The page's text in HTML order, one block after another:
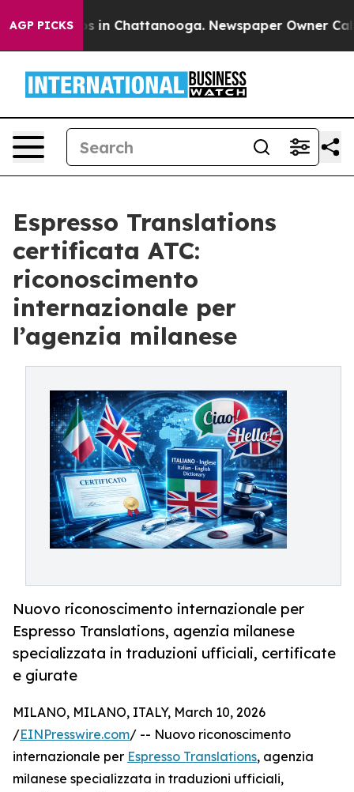
AGP PICKS
Chaos in Chattanooga. Newspaper Owner
Espresso Translations
certificata ATC:
riconoscimento
internazionale per
l’agenzia milanese
Nuovo riconoscimento internazionale per
Espresso Translations, agenzia milanese
specializzata in traduzioni ufficiali, certificate
e giurate
MILANO, MILANO, ITALY, March 10, 2026
/EINPresswire.com/ -- Nuovo riconoscimento
internazionale per Espresso Translations, agenzia
milanese specializzata in traduzioni ufficiali,